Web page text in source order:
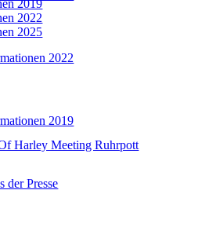
2022
2019
der Presse
2019
2022
2025
Harley Meeting Ruhrpott